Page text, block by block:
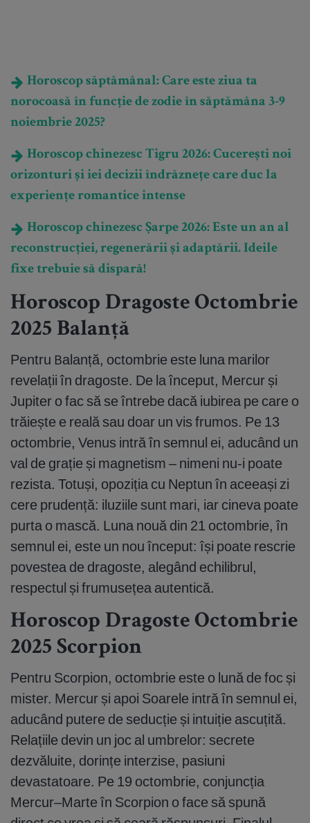
Horoscop săptămânal: Care este ziua ta
norocoasă în funcție de zodie în săptămâna 3-9
noiembrie 2025?
Horoscop chinezesc Tigru 2026: Cucerești noi
orizonturi și iei decizii îndrăznețe care duc la
experiențe romantice intense
Horoscop chinezesc Șarpe 2026: Este un an al
reconstrucției, regenerării și adaptării. Ideile
fixe trebuie să dispară!
Horoscop Dragoste Octombrie
2025 Balanță
Pentru Balanță, octombrie este luna marilor
revelații în dragoste. De la început, Mercur și
Jupiter o fac să se întrebe dacă iubirea pe care o
trăiește e reală sau doar un vis frumos. Pe 13
octombrie, Venus intră în semnul ei, aducând un
val de grație și magnetism – nimeni nu-i poate
rezista. Totuși, opoziția cu Neptun în aceeași zi
cere prudență: iluziile sunt mari, iar cineva poate
purta o mască. Luna nouă din 21 octombrie, în
semnul ei, este un nou început: își poate rescrie
povestea de dragoste, alegând echilibrul,
respectul și frumusețea autentică.
Horoscop Dragoste Octombrie
2025 Scorpion
Pentru Scorpion, octombrie este o lună de foc și
mister. Mercur și apoi Soarele intră în semnul ei,
aducând putere de seducție și intuiție ascuțită.
Relațiile devin un joc al umbrelor: secrete
dezvăluite, dorințe interzise, pasiuni
devastatoare. Pe 19 octombrie, conjuncția
Mercur–Marte în Scorpion o face să spună